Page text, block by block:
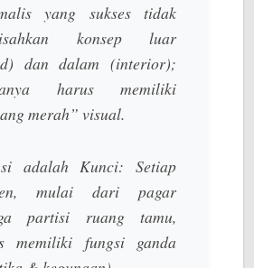
yang sukses tidak
konsep luar
dan dalam (interior);
harus memiliki
merah” visual.
adalah Kunci: Setiap
mulai dari pagar
partisi ruang tamu,
memiliki fungsi ganda